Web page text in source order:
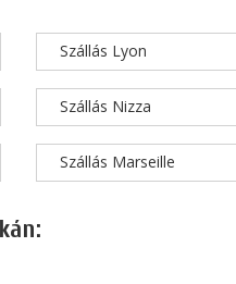
Szállás Lyon
Szállás Nizza
Szállás Marseille